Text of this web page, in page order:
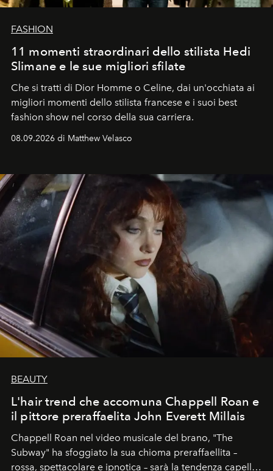
FASHION
11 momenti straordinari dello stilista Hedi
Slimane e le sue migliori sfilate
Che si tratti di Dior Homme o Celine, dai un'occhiata ai
migliori momenti dello stilista francese e i suoi best
fashion show nel corso della sua carriera.
08.09.2026 di Matthew Velasco
BEAUTY
L'hair trend che accomuna Chappell Roan e
il pittore preraffaelita John Everett Millais
Chappell Roan nel video musicale del brano, "The
Subway" ha sfoggiato la sua chioma preraffaellita –
rossa, spettacolare e ipnotica – sarà la tendenza capelli